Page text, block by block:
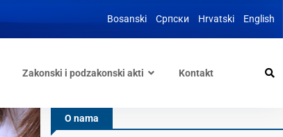
Bosanski Српски Hrvatski English
Zakonski i podzakonski akti Kontakt
O nama